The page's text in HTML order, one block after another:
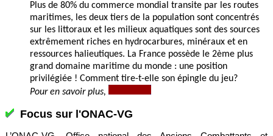
Plus de 80% du commerce mondial transite par les routes
maritimes, les deux tiers de la population sont concentrés
sur les littoraux et les milieux aquatiques sont des sources
extrêmement riches en hydrocarbures, minéraux et en
ressources halieutiques. La France possède le 2ème plus
grand domaine maritime du monde : une position
privilégiée ! Comment tire-t-elle son épingle du jeu?
Pour en savoir plus,
Focus sur l'ONAC-VG